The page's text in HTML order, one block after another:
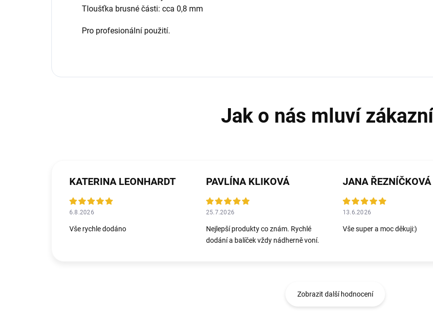
Tloušťka brusné části: cca 0,8 mm
Pro profesionální použití.
KATERINA LEONHARDT
6.8.2026
Vše rychle dodáno
PAVLÍNA KLIKOVÁ
25.7.2026
Nejlepší produkty co znám. Rychlé
dodání a balíček vždy nádherně voní.
13.6.2026
Vše super a moc děkuji:)
Zobrazit další hodnocení